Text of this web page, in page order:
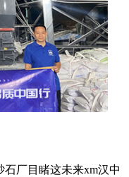
厂目睹这未来xm汉中